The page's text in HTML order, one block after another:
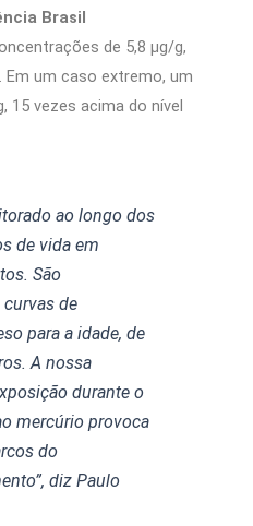
Brasil
de 5,8 µg/g,
um caso extremo, um
15 vezes acima do nível
ao longo dos
de vida em
São
de
para a idade, de
A nossa
durante o
mercúrio provoca
do
diz Paulo